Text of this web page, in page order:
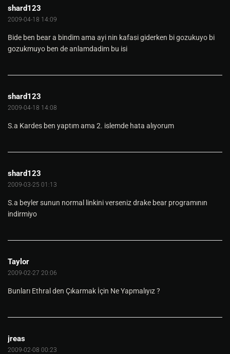
shard123
2009-04-18 14:09
Bide ben bear a bindim ama ayi nin kafasi giderken bi gozukuyo bi
gozukmuyo ben de anlamdadim bu isi
shard123
2009-04-18 14:08
S.a Kardes ben yaptım ama 2. islemde hata alıyorum
shard123
2009-03-25 01:13
S.a beyler sunun normal linkini verseniz drake bear programının
indirmiyo
Taylor
2009-02-27 20:06
Bunları Ethral den Çıkarmak İçin Ne Yapmalıyız ?
jreas
2009-02-08 00:23